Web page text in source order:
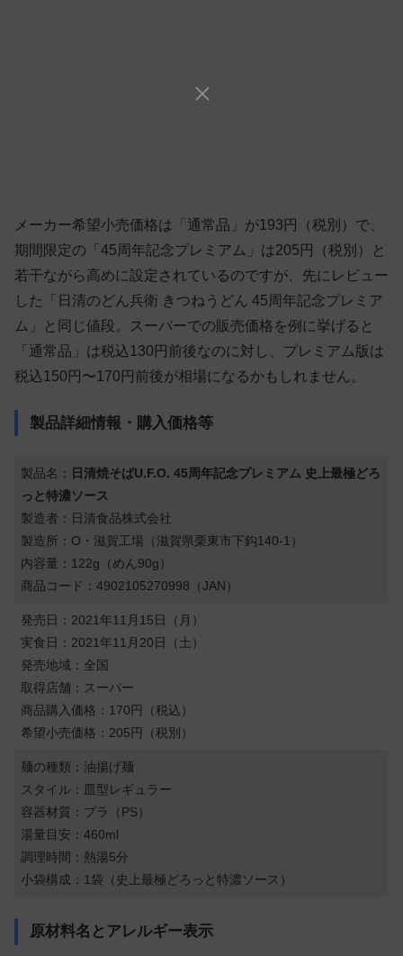
メーカー希望小売価格は「通常品」が193円（税別）で、
期間限定の「45周年記念プレミアム」は205円（税別）と
若干ながら高めに設定されているのですが、先にレビュー
した「日清のどん兵衛 きつねうどん 45周年記念プレミア
ム」と同じ値段。スーパーでの販売価格を例に挙げると
「通常品」は税込130円前後なのに対し、プレミアム版は
税込150円〜170円前後が相場になるかもしれません。
製品詳細情報・購入価格等
製品名：
日清焼そばU.F.O. 45周年記念プレミアム 史上最極どろ
っと特濃ソース
製造者：日清食品株式会社
製造所：O・滋賀工場（滋賀県栗東市下鈎140-1）
内容量：122g（めん90g）
商品コード：4902105270998（JAN）
発売日：2021年11月15日（月）
実食日：2021年11月20日（土）
発売地域：全国
取得店舗：スーパー
商品購入価格：170円（税込）
希望小売価格：205円（税別）
麺の種類：油揚げ麺
スタイル：皿型レギュラー
容器材質：プラ（PS）
湯量目安：460ml
調理時間：熱湯5分
小袋構成：1袋（史上最極どろっと特濃ソース）
原材料名とアレルギー表示